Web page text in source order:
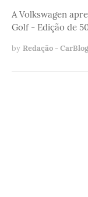
A Volkswagen
Golf - Edição de
by Redação - CarBlog